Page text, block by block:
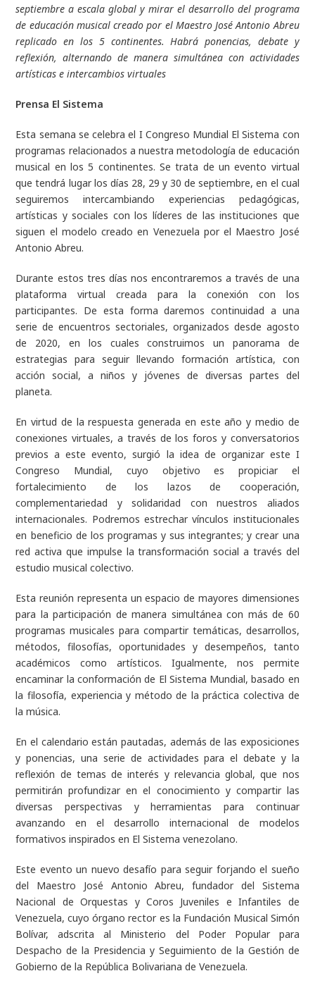
septiembre a escala global y mirar el desarrollo del programa
de educación musical creado por el Maestro José Antonio Abreu
replicado en los 5 continentes. Habrá ponencias, debate y
reflexión, alternando de manera simultánea con actividades
artísticas e intercambios virtuales
Prensa El Sistema
Esta semana se celebra el I Congreso Mundial El Sistema con
programas relacionados a nuestra metodología de educación
musical en los 5 continentes. Se trata de un evento virtual
que tendrá lugar los días 28, 29 y 30 de septiembre, en el cual
seguiremos intercambiando experiencias pedagógicas,
artísticas y sociales con los líderes de las instituciones que
siguen el modelo creado en Venezuela por el Maestro José
Antonio Abreu.
Durante estos tres días nos encontraremos a través de una
plataforma virtual creada para la conexión con los
participantes. De esta forma daremos continuidad a una
serie de encuentros sectoriales, organizados desde agosto
de 2020, en los cuales construimos un panorama de
estrategias para seguir llevando formación artística, con
acción social, a niños y jóvenes de diversas partes del
planeta.
En virtud de la respuesta generada en este año y medio de
conexiones virtuales, a través de los foros y conversatorios
previos a este evento, surgió la idea de organizar este I
Congreso Mundial, cuyo objetivo es propiciar el
fortalecimiento de los lazos de cooperación,
complementariedad y solidaridad con nuestros aliados
internacionales. Podremos estrechar vínculos institucionales
en beneficio de los programas y sus integrantes; y crear una
red activa que impulse la transformación social a través del
estudio musical colectivo.
Esta reunión representa un espacio de mayores dimensiones
para la participación de manera simultánea con más de 60
programas musicales para compartir temáticas, desarrollos,
métodos, filosofías, oportunidades y desempeños, tanto
académicos como artísticos. Igualmente, nos permite
encaminar la conformación de El Sistema Mundial, basado en
la filosofía, experiencia y método de la práctica colectiva de
la música.
En el calendario están pautadas, además de las exposiciones
y ponencias, una serie de actividades para el debate y la
reflexión de temas de interés y relevancia global, que nos
permitirán profundizar en el conocimiento y compartir las
diversas perspectivas y herramientas para continuar
avanzando en el desarrollo internacional de modelos
formativos inspirados en El Sistema venezolano.
Este evento un nuevo desafío para seguir forjando el sueño
del Maestro José Antonio Abreu, fundador del Sistema
Nacional de Orquestas y Coros Juveniles e Infantiles de
Venezuela, cuyo órgano rector es la Fundación Musical Simón
Bolívar, adscrita al Ministerio del Poder Popular para
Despacho de la Presidencia y Seguimiento de la Gestión de
Gobierno de la República Bolivariana de Venezuela.